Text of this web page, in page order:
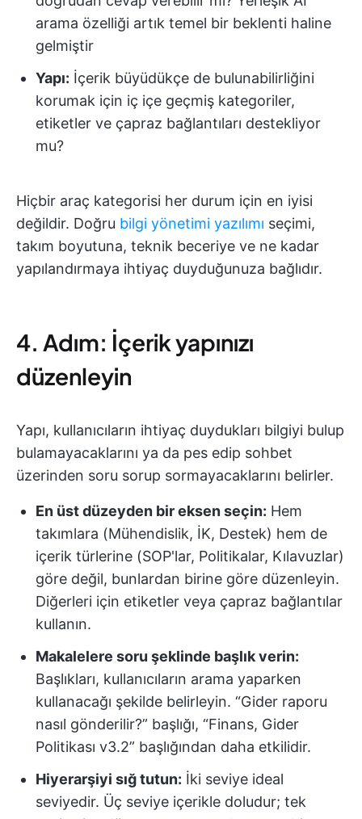
arama özelliği artık temel bir beklenti haline
gelmiştir
Yapı: İçerik büyüdükçe de bulunabilirliğini
korumak için iç içe geçmiş kategoriler,
etiketler ve çapraz bağlantıları destekliyor
mu?
Hiçbir araç kategorisi her durum için en iyisi
değildir. Doğru bilgi yönetimi yazılımı seçimi,
takım boyutuna, teknik beceriye ve ne kadar
yapılandırmaya ihtiyaç duyduğunuza bağlıdır.
4. Adım: İçerik yapınızı
düzenleyin
Yapı, kullanıcıların ihtiyaç duydukları bilgiyi bulup
bulamayacaklarını ya da pes edip sohbet
üzerinden soru sorup sormayacaklarını belirler.
En üst düzeyden bir eksen seçin: Hem
takımlara (Mühendislik, İK, Destek) hem de
içerik türlerine (SOP'lar, Politikalar, Kılavuzlar)
göre değil, bunlardan birine göre düzenleyin.
Diğerleri için etiketler veya çapraz bağlantılar
kullanın.
Makalelere soru şeklinde başlık verin:
Başlıkları, kullanıcıların arama yaparken
kullanacağı şekilde belirleyin. “Gider raporu
nasıl gönderilir?” başlığı, “Finans, Gider
Politikası v3.2” başlığından daha etkilidir.
Hiyerarşiyi sığ tutun: İki seviye ideal
seviyedir. Üç seviye içerikle doludur; tek